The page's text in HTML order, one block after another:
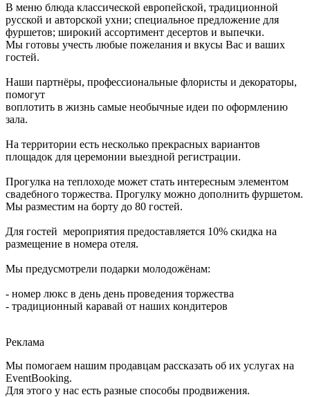
В меню блюда классической европейской, традиционной
русской и авторской ухни; специальное предложение для
фуршетов; широкий ассортимент десертов и выпечки.
Мы готовы учесть любые пожелания и вкусы Вас и ваших
гостей.
Наши партнёры, профессиональные флористы и декораторы,
помогут
воплотить в жизнь самые необычные идеи по оформлению
зала.
На территории есть несколько прекрасных вариантов
площадок для церемонии выездной регистрации.
Прогулка на теплоходе может стать интересным элементом
свадебного торжества. Прогулку можно дополнить фуршетом.
Мы разместим на борту до 80 гостей.
Для гостей мероприятия предоставляется 10% скидка на
размещение в номера отеля.
Мы предусмотрели подарки молодожёнам:
- номер люкс в день день проведения торжества
- традиционный каравай от наших кондитеров
Реклама
Мы помогаем нашим продавцам рассказать об их услугах на
EventBooking.
Для этого у нас есть разные способы продвижения.